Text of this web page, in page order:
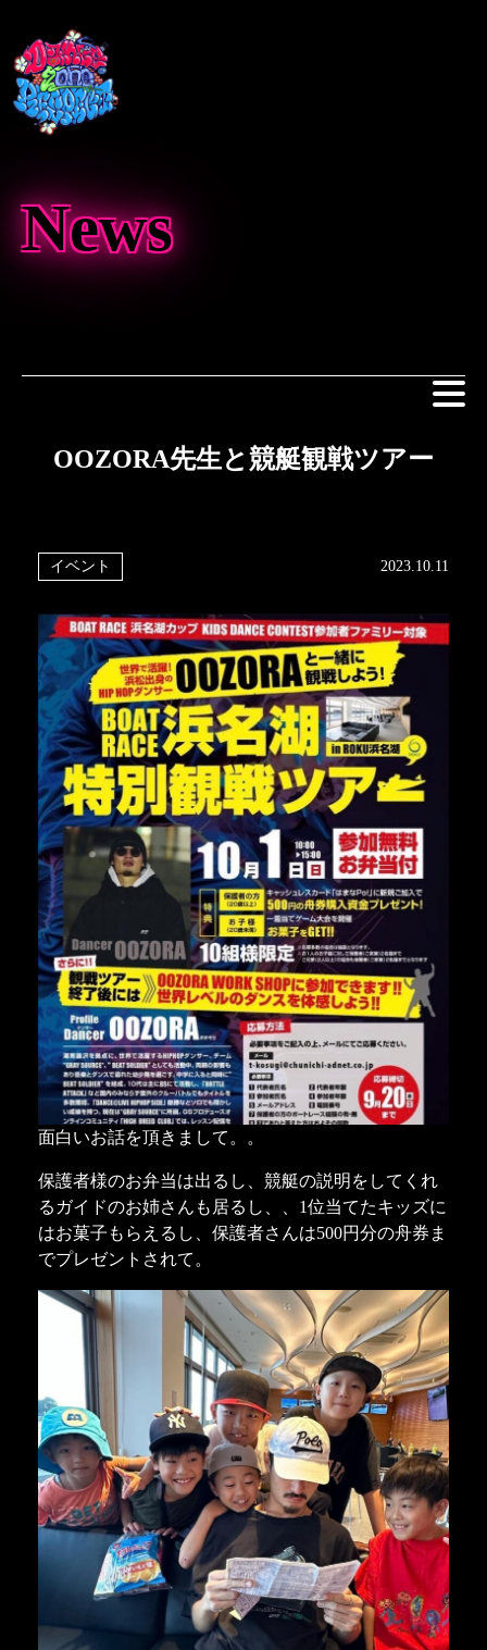
News
OOZORA先生と競艇観戦ツアー
イベント 2023.10.11
面白いお話を頂きまして。。
保護者様のお弁当は出るし、競艇の説明をしてくれ
るガイドのお姉さんも居るし、、1位当てたキッズに
はお菓子もらえるし、保護者さんは500円分の舟券ま
でプレゼントされて。